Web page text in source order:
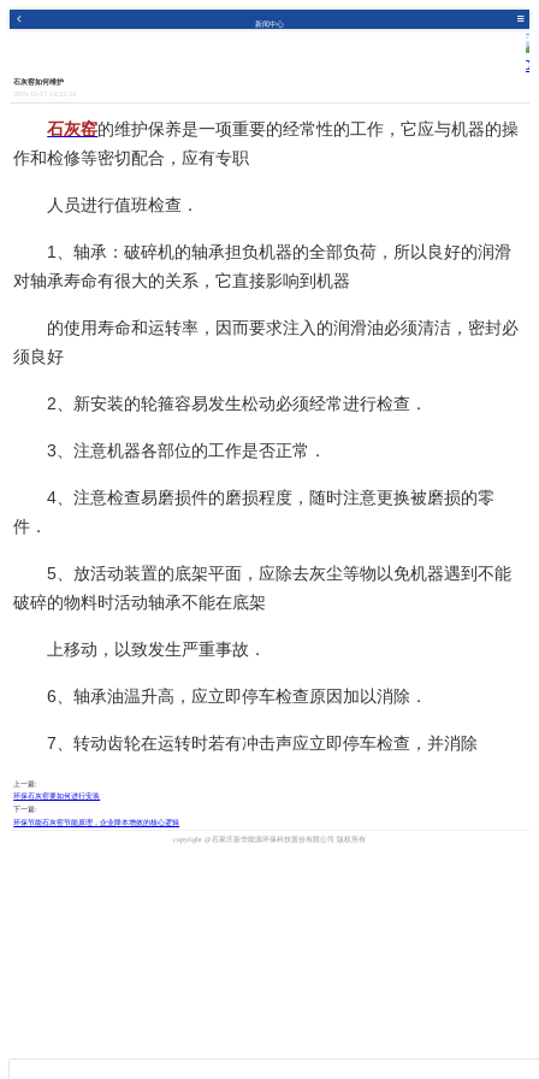
新闻中心
石灰窑如何维护
2019-12-17 14:23:34
石灰窑的维护保养是一项重要的经常性的工作，它应与机器的操
作和检修等密切配合，应有专职
人员进行值班检查．
1、轴承：破碎机的轴承担负机器的全部负荷，所以良好的润滑
对轴承寿命有很大的关系，它直接影响到机器
的使用寿命和运转率，因而要求注入的润滑油必须清洁，密封必
须良好
2、新安装的轮箍容易发生松动必须经常进行检查．
3、注意机器各部位的工作是否正常．
4、注意检查易磨损件的磨损程度，随时注意更换被磨损的零
件．
5、放活动装置的底架平面，应除去灰尘等物以免机器遇到不能
破碎的物料时活动轴承不能在底架
上移动，以致发生严重事故．
6、轴承油温升高，应立即停车检查原因加以消除．
7、转动齿轮在运转时若有冲击声应立即停车检查，并消除
上一篇:
环保石灰窑要如何进行安装
下一篇:
环保节能石灰窑节能原理，企业降本增效的核心逻辑
copyright @石家庄新华能源环保科技股份有限公司 版权所有